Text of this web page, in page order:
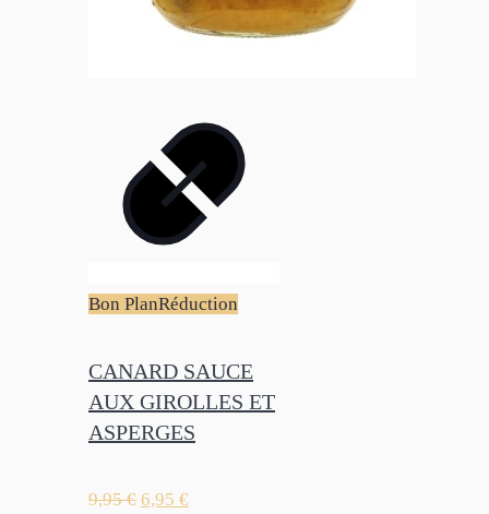
Bon PlanRéduction
CANARD SAUCE
AUX GIROLLES ET
ASPERGES
9,95€ 6,95 €